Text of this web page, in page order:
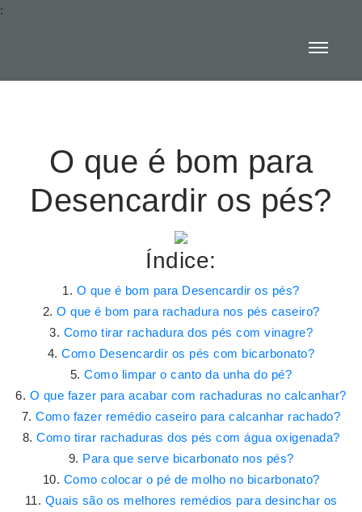
:
O que é bom para
Desencardir os pés?
Índice:
O que é bom para Desencardir os pés?
O que é bom para rachadura nos pés caseiro?
Como tirar rachadura dos pés com vinagre?
Como Desencardir os pés com bicarbonato?
Como limpar o canto da unha do pé?
O que fazer para acabar com rachaduras no calcanhar?
Como fazer remédio caseiro para calcanhar rachado?
Como tirar rachaduras dos pés com água oxigenada?
Para que serve bicarbonato nos pés?
Como colocar o pé de molho no bicarbonato?
Quais são os melhores remédios para desinchar os